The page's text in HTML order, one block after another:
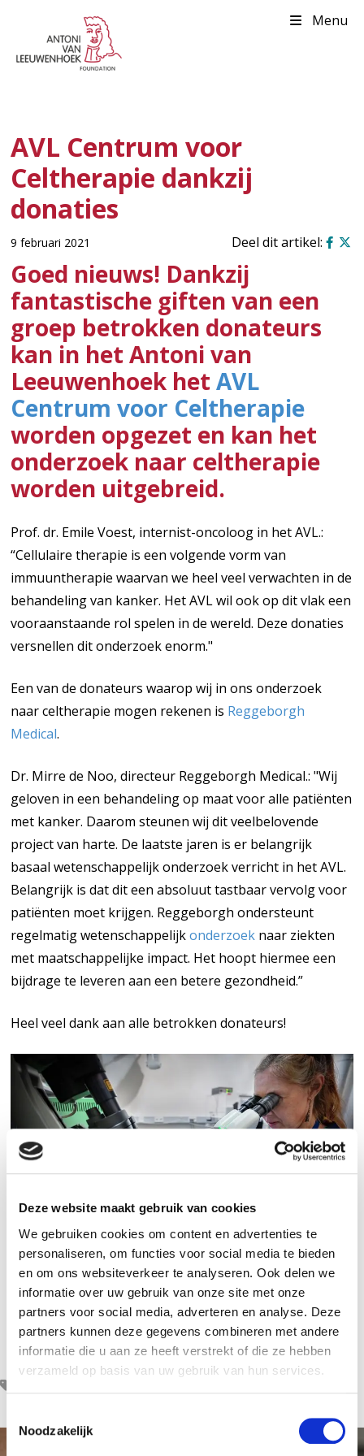
Deze website maakt gebruik van cookies
We gebruiken cookies om content en advertenties te
personaliseren, om functies voor social media te bieden
en om ons websiteverkeer te analyseren. Ook delen we
informatie over uw gebruik van onze site met onze
partners voor social media, adverteren en analyse. Deze
partners kunnen deze gegevens combineren met andere
informatie die u aan ze heeft verstrekt of die ze hebben
verzameld op basis van uw gebruik van hun services.
Noodzakelijk
Menu
AVL Centrum voor
Celtherapie dankzij
donaties
9 februari 2021
Goed nieuws! Dankzij
fantastische giften van een
groep betrokken donateurs
kan in het Antoni van
Leeuwenhoek hetAVL
Centrum voor Celtherapie
worden opgezet en kan het
onderzoek naar celtherapie
worden uitgebreid.
Prof. dr. Emile Voest, internist-oncoloog in het AVL.:
“Cellulaire therapie is een volgende vorm van
immuuntherapie waarvan we heel veel verwachten in de
behandeling van kanker. Het AVL wil ook op dit vlak een
vooraanstaande rol spelen in de wereld. Deze donaties
versnellen dit onderzoek enorm."
Een van de donateurs waarop wij in ons onderzoek
naar celtherapie mogen rekenen is Reggeborgh
Medical.
Dr. Mirre de Noo, directeur Reggeborgh Medical.: "Wij
geloven in een behandeling op maat voor alle patiënten
met kanker. Daarom steunen wij dit veelbelovende
project van harte. De laatste jaren is er belangrijk
basaal wetenschappelijk onderzoek verricht in het AVL.
Belangrijk is dat dit een absoluut tastbaar vervolg voor
patiënten moet krijgen. Reggeborgh ondersteunt
regelmatig wetenschappelijkonderzoek naar ziekten
met maatschappelijke impact. Het hoopt hiermee een
bijdrage te leveren aan een betere gezondheid.”
Heel veel dank aan alle betrokken donateurs!
Elektronenmicroscoop in het Antoni
van Leeuwenhoek